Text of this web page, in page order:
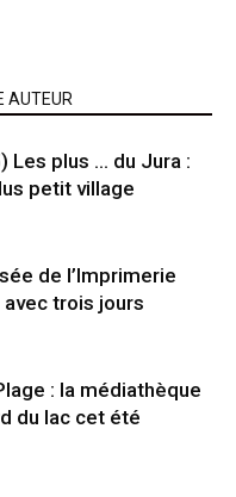
AUTEUR
Les plus … du Jura :
petit village
de l’Imprimerie
trois jours
: la médiathèque
du lac cet été